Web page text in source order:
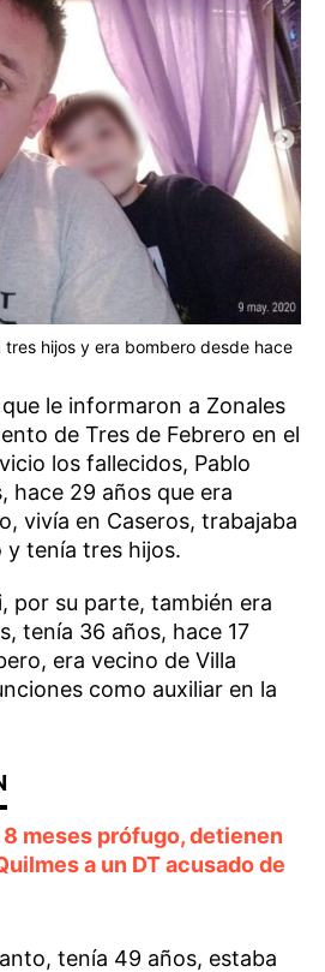
hijos y era bombero desde hace
le informaron a Zonales
de Tres de Febrero en el
los fallecidos, Pablo
hace 29 años que era
vivía en Caseros, trabajaba
tenía tres hijos.
por su parte, también era
tenía 36 años, hace 17
era vecino de Villa
como auxiliar en la
meses prófugo, detienen
a un DT acusado de
tenía 49 años, estaba